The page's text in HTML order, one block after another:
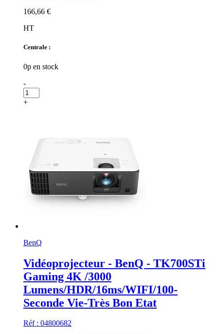
166,66 €
HT
Centrale :
0p en stock
-
+
BenQ
Vidéoprojecteur - BenQ - TK700STi
Gaming 4K /3000
Lumens/HDR/16ms/WIFI/100-
Seconde Vie-Très Bon Etat
Réf : 04800682